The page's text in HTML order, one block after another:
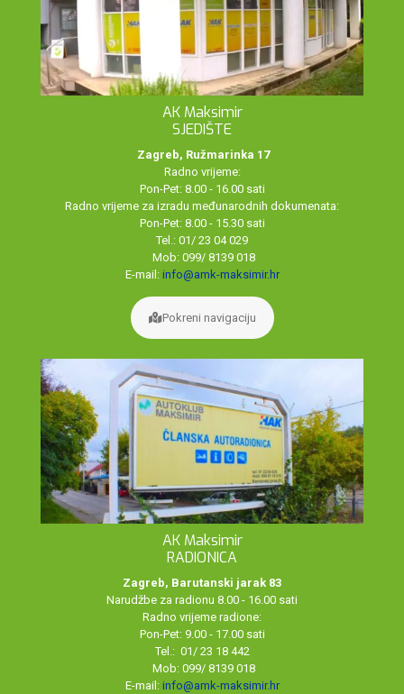
AK Maksimir
SJEDIŠTE
Zagreb, Ružmarinka 17
Radno vrijeme:
Pon-Pet: 8.00 - 16.00 sati
Radno vrijeme za izradu međunarodnih dokumenata:
Pon-Pet: 8.00 - 15.30 sati
Tel.: 01/ 23 04 029
Mob: 099/ 8139 018
E-mail: info@amk-maksimir.hr
Pokreni navigaciju
AK Maksimir
RADIONICA
Zagreb, Barutanski jarak 83
Narudžbe za radionu 8.00 - 16.00 sati
Radno vrijeme radione:
Pon-Pet: 9.00 - 17.00 sati
Tel.: 01/ 23 18 442
Mob: 099/ 8139 018
E-mail: info@amk-maksimir.hr